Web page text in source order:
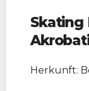
Skating
Herkunft: